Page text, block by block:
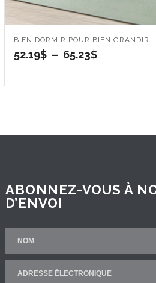
BIEN DORMIR POUR BIEN GRANDIR
52.19$ – 65.23$Plage
ABONNEZ-VOUS À
D’ENVOI